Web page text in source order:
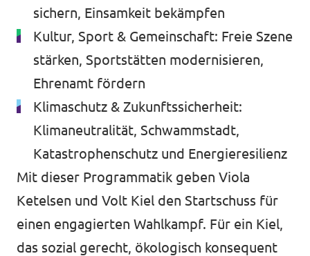
sichern, Einsamkeit bekämpfen
Kultur, Sport & Gemeinschaft: Freie Szene
stärken, Sportstätten modernisieren,
Ehrenamt fördern
Klimaschutz & Zukunftssicherheit:
Klimaneutralität, Schwammstadt,
Katastrophenschutz und Energieresilienz
Mit dieser Programmatik geben Viola
Ketelsen und Volt Kiel den Startschuss für
einen engagierten Wahlkampf. Für ein Kiel,
das sozial gerecht, ökologisch konsequent